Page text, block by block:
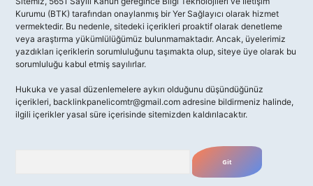
Kurumu (BTK) tarafından onaylanmış bir Yer Sağlayıcı olarak hizmet
vermektedir. Bu nedenle, sitedeki içerikleri proaktif olarak denetleme
veya araştırma yükümlülüğümüz bulunmamaktadır. Ancak, üyelerimiz
yazdıkları içeriklerin sorumluluğunu taşımakta olup, siteye üye olarak bu
sorumluluğu kabul etmiş sayılırlar.
Hukuka ve yasal düzenlemelere aykırı olduğunu düşündüğünüz
içerikleri, backlinkpanelicomtr@gmail.com adresine bildirmeniz halinde,
ilgili içerikler yasal süre içerisinde sitemizden kaldırılacaktır.